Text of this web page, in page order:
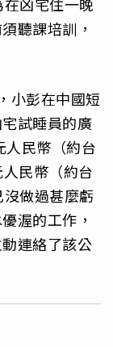
凶宅住一晚
聽課培訓，
小彭在中國短
試睡員的廣
人民幣（約台
民幣（約台
做過甚麼虧
渥的工作，
連絡了該公